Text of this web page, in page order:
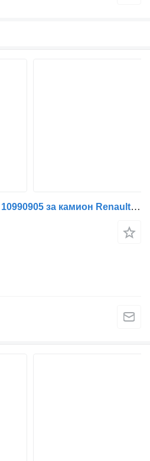
Датчик Renault Sensor 10990905 за камион Renault Magnum